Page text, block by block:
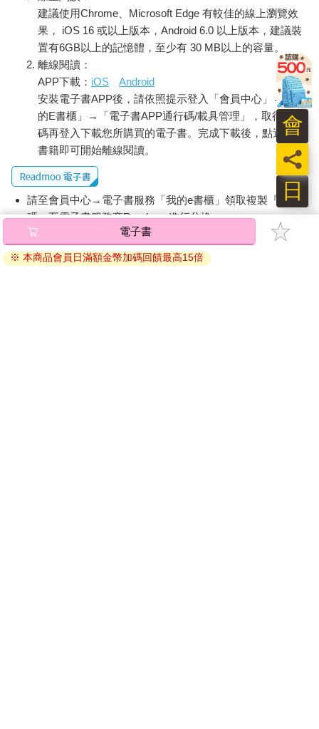
建議使用Chrome、Microsoft Edge 有較佳的線上瀏覽效
果， iOS 16 或以上版本，Android 6.0 以上版本，建議裝
置有6GB以上的記憶體，至少有 30 MB以上的容量。
離線閱讀：
APP下載： iOS
Android
安裝電子書APP後，請依照提示登入「會員中心」→「我
的E書櫃」→「電子書APP通行碼/載具管理」，取得通行
碼再登入下載您所購買的電子書。完成下載後，點選任一
書籍即可開始離線閱讀。
請至會員中心→電子書服務「我的e書櫃」領取複製『兌換
碼』至電子書服務商Readmoo進行兌換。
退換貨須知：
因版權保護，您在金石堂所購買的電子書僅能以金石堂專屬
電子書
※ 本商品會員日滿額金幣加碼回饋最高15倍
日
員
會